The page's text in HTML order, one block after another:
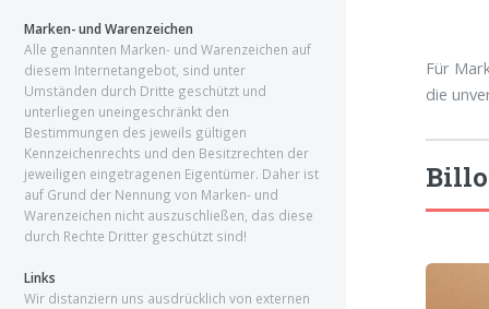
Für
die
Marken- und Warenzeichen
Alle genannten Marken- und Warenzeichen auf
diesem Internetangebot, sind unter
Umständen durch Dritte geschützt und
unterliegen uneingeschränkt den
Bestimmungen des jeweils gültigen
Kennzeichenrechts und den Besitzrechten der
jeweiligen eingetragenen Eigentümer. Daher ist
auf Grund der Nennung von Marken- und
Warenzeichen nicht auszuschließen, das diese
durch Rechte Dritter geschützt sind!
Links
Wir distanziern uns ausdrücklich von externen